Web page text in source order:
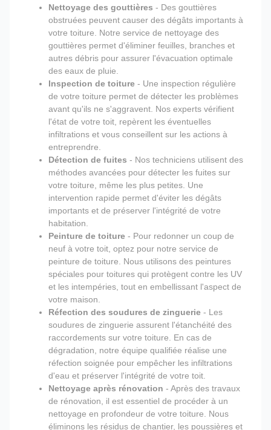
Nettoyage des gouttières - Des gouttières
obstruées peuvent causer des dégâts importants à
votre toiture. Notre service de nettoyage des
gouttières permet d'éliminer feuilles, branches et
autres débris pour assurer l'évacuation optimale
des eaux de pluie.
Inspection de toiture - Une inspection régulière
de votre toiture permet de détecter les problèmes
avant qu'ils ne s'aggravent. Nos experts vérifient
l'état de votre toit, repèrent les éventuelles
infiltrations et vous conseillent sur les actions à
entreprendre.
Détection de fuites - Nos techniciens utilisent des
méthodes avancées pour détecter les fuites sur
votre toiture, même les plus petites. Une
intervention rapide permet d'éviter les dégâts
importants et de préserver l'intégrité de votre
habitation.
Peinture de toiture - Pour redonner un coup de
neuf à votre toit, optez pour notre service de
peinture de toiture. Nous utilisons des peintures
spéciales pour toitures qui protègent contre les UV
et les intempéries, tout en embellissant l'aspect de
votre maison.
Réfection des soudures de zinguerie - Les
soudures de zinguerie assurent l'étanchéité des
raccordements sur votre toiture. En cas de
dégradation, notre équipe qualifiée réalise une
réfection soignée pour empêcher les infiltrations
d'eau et préserver l'intégrité de votre toit.
Nettoyage après rénovation - Après des travaux
de rénovation, il est essentiel de procéder à un
nettoyage en profondeur de votre toiture. Nous
éliminons les résidus de chantier, les poussières et